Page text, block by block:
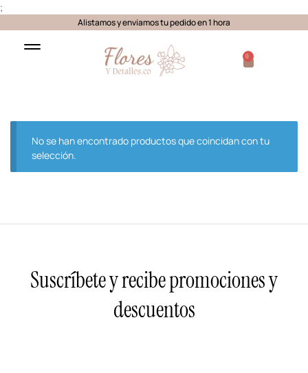
;
Alistamos y enviamos tu pedido en 1 hora
0
No se han encontrado productos que coincidan con tu
selección.
Suscríbete y recibe promociones y
descuentos